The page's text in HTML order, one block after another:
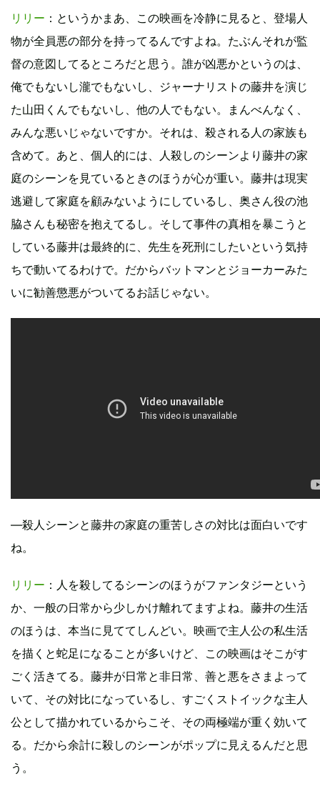
リリー ：というかまあ、この映画を冷静に見ると、登場人
物が全員悪の部分を持ってるんですよね。たぶんそれが監
督の意図してるところだと思う。誰が凶悪かというのは、
俺でもないし瀧でもないし、ジャーナリストの藤井を演じ
た山田くんでもないし、他の人でもない。まんべんなく、
みんな悪いじゃないですか。それは、殺される人の家族も
含めて。あと、個人的には、人殺しのシーンより藤井の家
庭のシーンを見ているときのほうが心が重い。藤井は現実
逃避して家庭を顧みないようにしているし、奥さん役の池
脇さんも秘密を抱えてるし。そして事件の真相を暴こうと
している藤井は最終的に、先生を死刑にしたいという気持
ちで動いてるわけで。だからバットマンとジョーカーみた
いに勧善懲悪がついてるお話じゃない。
―殺人シーンと藤井の家庭の重苦しさの対比は面白いです
ね。
リリー ：人を殺してるシーンのほうがファンタジーという
か、一般の日常から少しかけ離れてますよね。藤井の生活
のほうは、本当に見ててしんどい。映画で主人公の私生活
を描くと蛇足になることが多いけど、この映画はそこがす
ごく活きてる。藤井が日常と非日常、善と悪をさまよって
いて、その対比になっているし、すごくストイックな主人
公として描かれているからこそ、その両極端が重く効いて
る。だから余計に殺しのシーンがポップに見えるんだと思
う。